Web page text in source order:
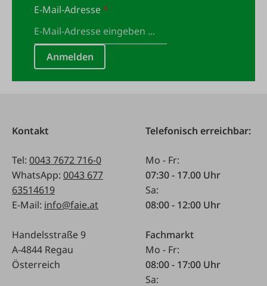
E-Mail-Adresse*
Anmelden
Kontakt
Tel: 0043 7672 716-0
WhatsApp: 0043 677
63514619
E-Mail: info@faie.at
Handelsstraße 9
A-4844 Regau
Österreich
Telefonisch erreichbar:
Mo - Fr:
07:30 - 17.00 Uhr
Sa:
08:00 - 12:00 Uhr
Fachmarkt
Mo - Fr:
08:00 - 17:00 Uhr
Sa: